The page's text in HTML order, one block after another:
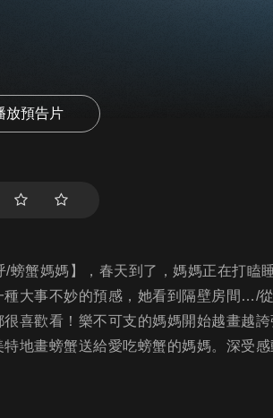
放預告片
螃蟹媽媽】，春天到了，媽媽正在打瞌
大事不妙的預感，她看到隔壁房間…/
喜歡看！樂不可支的媽媽開始越畫越
地畫螃蟹送給愛吃螃蟹的媽媽。深受